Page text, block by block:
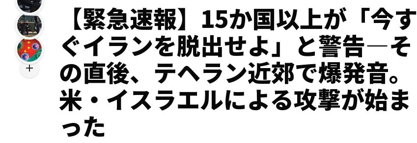
【緊急速報】15か国以上が「今す
ぐイランを脱出せよ」と警告—そ
の直後、テヘラン近郊で爆発音。
米・イスラエルによる攻撃が始ま
った